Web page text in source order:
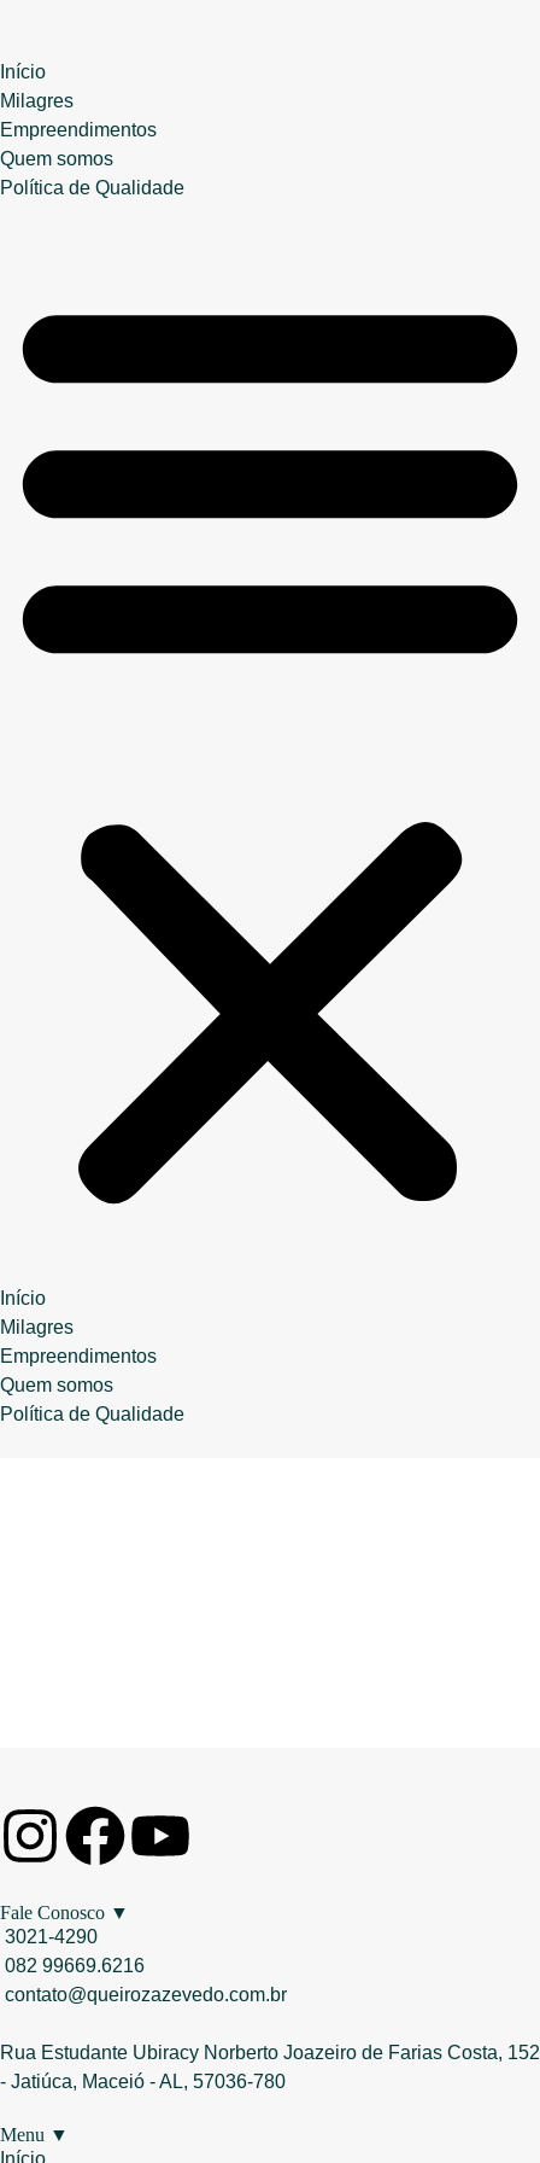
Início
Milagres
Empreendimentos
Quem somos
Política de Qualidade
Início
Milagres
Empreendimentos
Quem somos
Política de Qualidade
Fale Conosco ▼
3021-4290
082 99669.6216
contato@queirozazevedo.com.br
Rua Estudante Ubiracy Norberto Joazeiro de Farias Costa, 152
- Jatiúca, Maceió - AL, 57036-780
Menu ▼
Início